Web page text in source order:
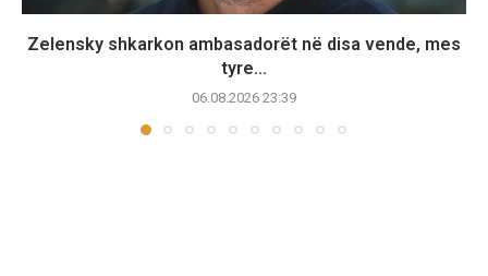
Zelensky shkarkon ambasadorët në disa vende, mes
tyre...
06.08.2026 23:39